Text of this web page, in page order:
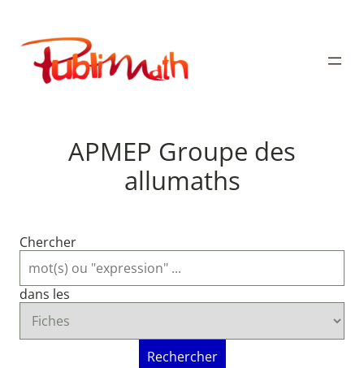
contenu
Publimath
APMEP Groupe des
allumaths
Chercher
dans les
Rechercher